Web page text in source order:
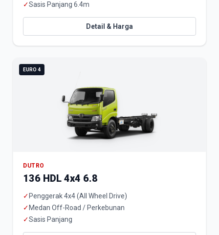
✓Sasis Panjang 6.4m
Detail & Harga
EURO 4
DUTRO
136 HDL 4x4 6.8
✓ Penggerak 4x4 (All Wheel Drive)
✓ Medan Off-Road / Perkebunan
✓Sasis Panjang